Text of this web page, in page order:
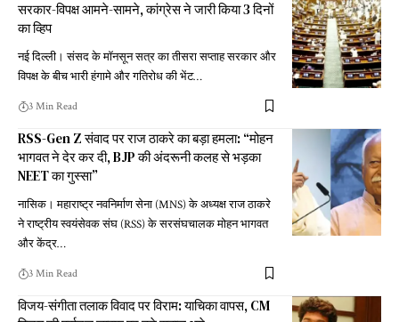
सरकार-विपक्ष आमने-सामने, कांग्रेस ने जारी किया 3 दिनों
का व्हिप
नई दिल्ली। संसद के मॉनसून सत्र का तीसरा सप्ताह सरकार और
विपक्ष के बीच भारी हंगामे और गतिरोध की भेंट…
3 Min Read
RSS-Gen Z संवाद पर राज ठाकरे का बड़ा हमला: “मोहन
भागवत ने देर कर दी, BJP की अंदरूनी कलह से भड़का
NEET का गुस्सा”
नासिक। महाराष्ट्र नवनिर्माण सेना (MNS) के अध्यक्ष राज ठाकरे
ने राष्ट्रीय स्वयंसेवक संघ (RSS) के सरसंघचालक मोहन भागवत
और केंद्र…
3 Min Read
विजय-संगीता तलाक विवाद पर विराम: याचिका वापस, CM